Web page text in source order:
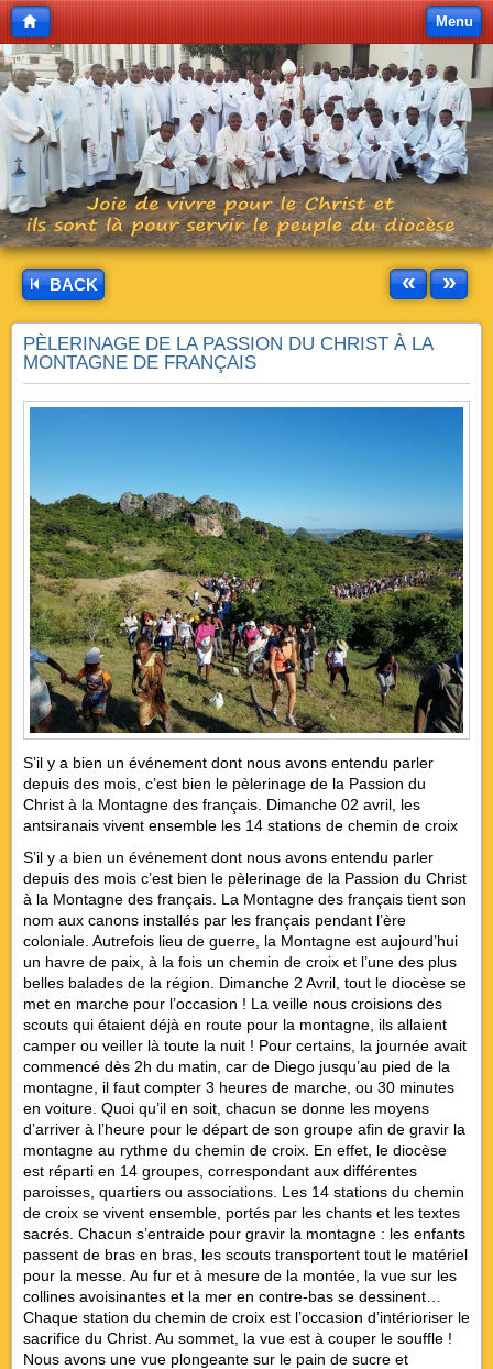
Menu
BACK « »
PÈLERINAGE DE LA PASSION DU CHRIST À LA
MONTAGNE DE FRANÇAIS
S’il y a bien un événement dont nous avons entendu parler
depuis des mois, c’est bien le pèlerinage de la Passion du
Christ à la Montagne des français. Dimanche 02 avril, les
antsiranais vivent ensemble les 14 stations de chemin de croix
S’il y a bien un événement dont nous avons entendu parler
depuis des mois c’est bien le pèlerinage de la Passion du Christ
à la Montagne des français. La Montagne des français tient son
nom aux canons installés par les français pendant l’ère
coloniale. Autrefois lieu de guerre, la Montagne est aujourd’hui
un havre de paix, à la fois un chemin de croix et l’une des plus
belles balades de la région. Dimanche 2 Avril, tout le diocèse se
met en marche pour l’occasion ! La veille nous croisions des
scouts qui étaient déjà en route pour la montagne, ils allaient
camper ou veiller là toute la nuit ! Pour certains, la journée avait
commencé dès 2h du matin, car de Diego jusqu’au pied de la
montagne, il faut compter 3 heures de marche, ou 30 minutes
en voiture. Quoi qu’il en soit, chacun se donne les moyens
d’arriver à l’heure pour le départ de son groupe afin de gravir la
montagne au rythme du chemin de croix. En effet, le diocèse
est réparti en 14 groupes, correspondant aux différentes
paroisses, quartiers ou associations. Les 14 stations du chemin
de croix se vivent ensemble, portés par les chants et les textes
sacrés. Chacun s’entraide pour gravir la montagne : les enfants
passent de bras en bras, les scouts transportent tout le matériel
pour la messe. Au fur et à mesure de la montée, la vue sur les
collines avoisinantes et la mer en contre-bas se dessinent…
Chaque station du chemin de croix est l’occasion d’intérioriser le
sacrifice du Christ. Au sommet, la vue est à couper le souffle !
Nous avons une vue plongeante sur le pain de sucre et